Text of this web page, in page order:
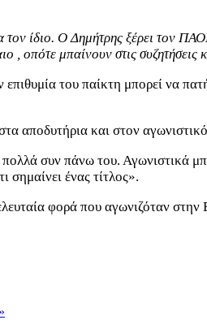
τον ίδιο. Ο Δημήτρης ξέρει τον
οπότε μπαίνουν στις συζητήσεις
του παίκτη μπορεί να
αποδυτήρια και στον
συν πάνω του. Αγωνιστικά
σημαίνει ένας τίτλος».
φορά που αγωνιζόταν